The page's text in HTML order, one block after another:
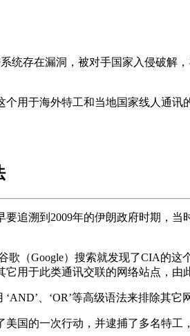
统存在漏洞，被对手国家入侵破
用于海外特工和当地国家线人通
追溯到2009年的伊朗政府时期，
（Google）搜索就发现了CIA的
用于此类通讯交联的网络站点，
、‘OR’等高级语法来排除其
国的一次行动，并逮捕了多名特